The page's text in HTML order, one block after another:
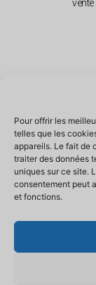
Pour offrir les
telles que les
appareils. Le fait de
traiter des données
uniques sur ce site.
consentement peut
et fonctions.
vente